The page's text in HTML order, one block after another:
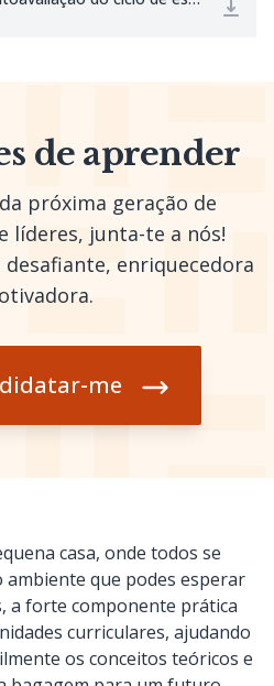
de aprender
próxima geração de
líderes, junta-te a nós!
enriquecedora
me
casa, onde todos se
ambiente que podes esperar
a forte componente prática
curriculares, ajudando
os conceitos teóricos e